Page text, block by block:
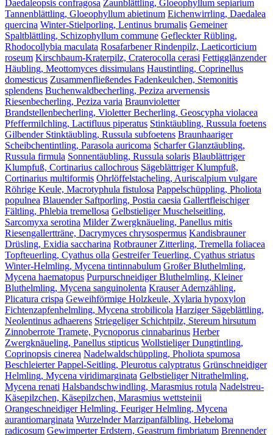
Daedaleopsis confragosa Zaunblättling, Gloeophyllum sepiarium
Tannenblättling, Gloeophyllum abietinum Eichenwirrling, Daedalea
quercina Winter-Stielporling, Lentinus brumalis Gemeiner
Spaltblättling, Schizophyllum commune Gefleckter Rübling,
Rhodocollybia maculata Rosafarbener Rindenpilz, Laeticorticium
roseum Kirschbaum-Kraterpilz, Craterocolla cerasi Fettigglänzender
Häubling, Meottomyces dissimulans Haustintling, Coprinellus
domesticus Zusammenfließendes Fadenkeulchen, Stemonitis
splendens Buchenwaldbecherling, Peziza arvernensis
Riesenbecherling, Peziza varia Braunvioletter
Brandstellenbecherling, Violetter Becherling, Geoscypha violacea
Pfeffermilchling, Lactifluus piperatus Stinktäubling, Russula foetens
Gilbender Stinktäubling, Russula subfoetens Braunhaariger
Scheibchentintling, Parasola auricoma Scharfer Glanztäubling,
Russula firmula Sonnentäubling, Russula solaris Blaublättriger
Klumpfuß, Cortinarius callochrous Sägeblättriger Klumpfuß,
Cortinarius multiformis Ohrlöffelstacheling, Auriscalpium vulgare
Röhrige Keule, Macrotyphula fistulosa Pappelschüppling, Pholiota
populnea Blauender Saftporling, Postia caesia Gallertfleischiger
Fältling, Phlebia tremellosa Gelbstieliger Muschelseitling,
Sarcomyxa serotina Milder Zwergknäueling, Panellus mitis
Riesengallertträne, Dacrymyces chrysospermus Kandisbrauner
Drüsling, Exidia saccharina Rotbrauner Zitterling, Tremella foliacea
Topfteuerling, Cyathus olla Gestreifer Teuerling, Cyathus striatus
Winter-Helmling, Mycena tintinnabulum Großer Bluthelmling,
Mycena haematopus Purpurschneidiger Bluthelmling, Kleiner
Bluthelmling, Mycena sanguinolenta Krauser Adernzähling,
Plicatura crispa Geweihförmige Holzkeule, Xylaria hypoxylon
Fichtenzapfenhelmling, Mycena strobilicola Harziger Sägeblättling,
Neolentinus adhaerens Striegeliger Schichtpilz, Stereum hirsutum
Zinnoberrote Tramete, Pycnoporus cinnabarinus Herber
Zwergknäueling, Panellus stipticus Wollstieliger Dungtintling,
Coprinopsis cinerea Nadelwaldschüppling, Pholiota spumosa
Beschleierter Pappel-Seitling, Pleurotus calyptratus Grünschneidiger
Helmling, Mycena viridimarginata Gelbstieliger Nitrathelmling,
Mycena renati Halsbandschwindling, Marasmius rotula Nadelstreu-
Käsepilzchen, Käsepilzchen, Marasmius wettsteinii
Orangeschneidiger Helmling, Feuriger Helmling, Mycena
aurantiomarginata Wurzelnder Marzipanfälbling, Hebeloma
radicosum Gewimperter Erdstern, Geastrum fimbriatum Brennender